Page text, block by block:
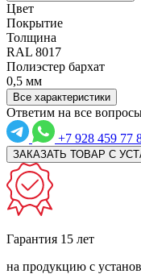
Цвет
Покрытие
Толщина
RAL 8017
Полиэстер бархат
0,5 мм
Все характеристики
Ответим на все
+7 928 459 77
ЗАКАЗАТЬ ТОВАР С
Гарантия 15 лет
на продукцию с